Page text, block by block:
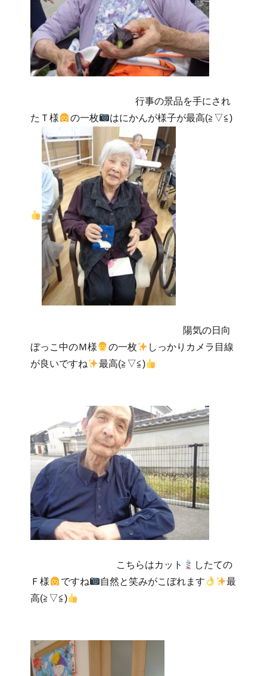
行事の景品を手にされ
たＴ様
の一枚 はにかんが様子が最高(≧▽≦)
陽気の日向
ぼっこ中のＭ様
の一枚
しっかりカメラ目線
が良いですね
最高(≧▽≦)
こちらはカット
したての
Ｆ様
ですね 自然と笑みがこぼれます
最
高(≧▽≦)